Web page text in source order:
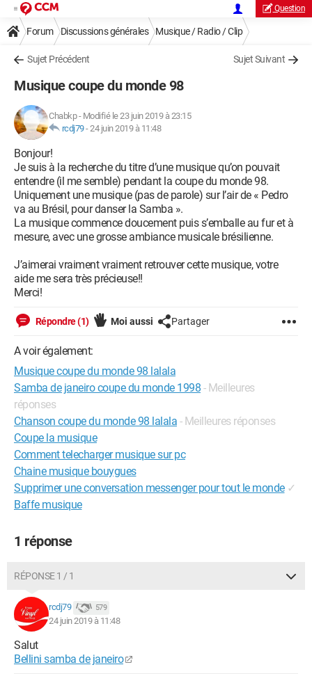
Question
Forum Discussions générales Musique / Radio / Clip
Sujet Précédent Sujet Suivant
Musique coupe du monde 98
Chabkp- Modifié le 23 juin 2019 à 23:15
rcdj79-24 juin 2019 à 11:48
Bonjour!
Je suis à la recherche du titre d’une musique qu’on pouvait
entendre (il me semble) pendant la coupe du monde 98.
Uniquement une musique (pas de parole) sur l’air de « Pedro
va au Brésil, pour danser la Samba ».
La musique commence doucement puis s’emballe au fur et à
mesure, avec une grosse ambiance musicale brésilienne.
J’aimerai vraiment vraiment retrouver cette musique, votre
aide me sera très précieuse!!
Merci!
Répondre (1) Moi aussi Partager
A voir également:
Musique coupe du monde 98 lalala
Samba de janeiro coupe du monde 1998 - Meilleures
réponses
Chanson coupe du monde 98 lalala - Meilleures réponses
Coupe la musique
Comment telecharger musique sur pc
Chaine musique bouygues
Supprimer une conversation messenger pour tout le monde ✓
Baffe musique
1 réponse
RÉPONSE 1 / 1
rcdj79 579
24 juin 2019 à 11:48
Salut
Bellini samba de janeiro